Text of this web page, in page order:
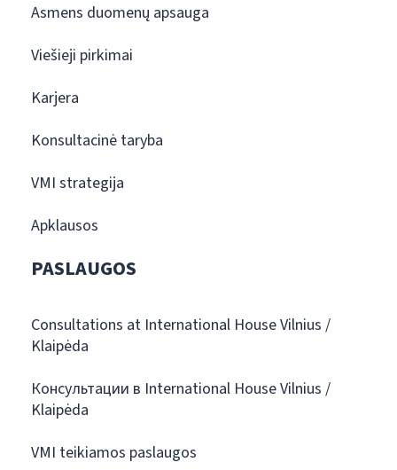
Asmens duomenų apsauga
Viešieji pirkimai
Karjera
Konsultacinė taryba
VMI strategija
Apklausos
PASLAUGOS
Consultations at International House Vilnius /
Klaipėda
Консультации в International House Vilnius /
Klaipėda
VMI teikiamos paslaugos